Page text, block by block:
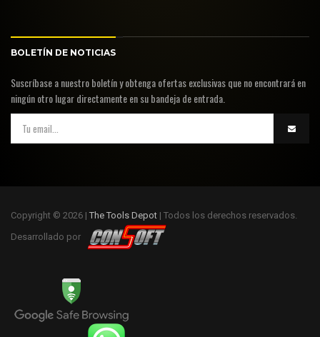
BOLETÍN DE NOTICIAS
Suscríbase a nuestro boletín y obtenga ofertas exclusivas que no encontrará en
ningún otro lugar directamente en su bandeja de entrada.
Copyright © 2026 | The Tools Depot | Todos los derechos reservados.
Desarrollado por